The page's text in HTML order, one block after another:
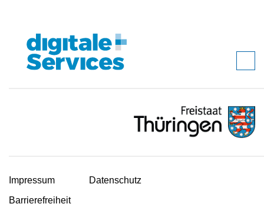
Impressum
Datenschutz
Barrierefreiheit